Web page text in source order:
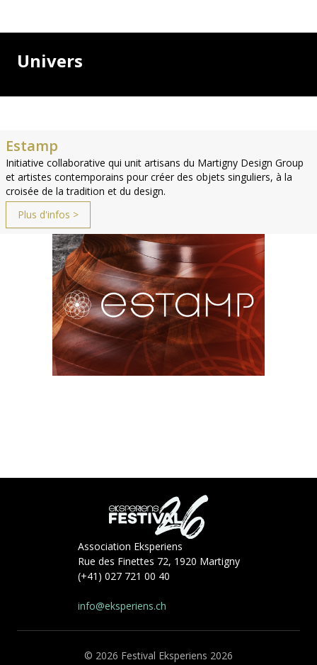
Univers
Estamp
Initiative collaborative qui unit artisans du Martigny Design Group
et artistes contemporains pour créer des objets singuliers, à la
croisée de la tradition et du design.
Plus d'infos >
Association Eksperiens
Rue des Finettes 72, 1920 Martigny
(+41) 027 721 00 40
info@eksperiens.ch
© 2026 Festival Eksperiens 2026